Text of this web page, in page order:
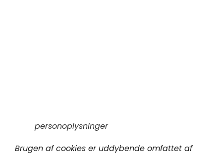
personoplysninger
Brugen af cookies er uddybende omfattet af